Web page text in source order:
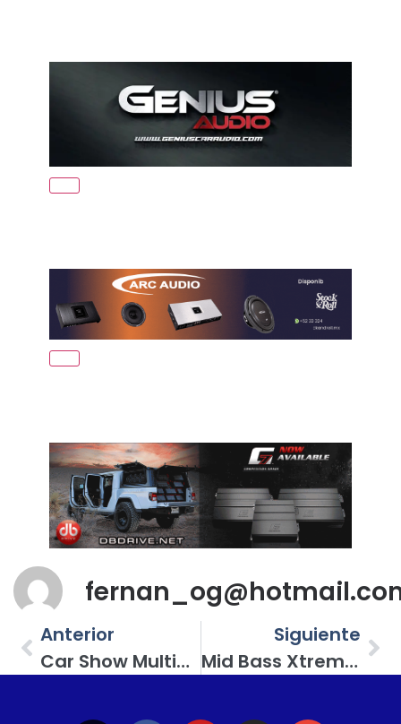
Anterior
Car Show Multimarca En Moroleón, Guanajuato: Autos De Gran Nivel Y Mucho Car Audio
Siguiente
Mid Bass Xtreme Series De Genius Audio; Ofrece Alta Eficiencia En Proyectos De Open Show